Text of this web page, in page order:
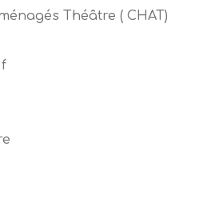
Théâtre ( CHAT)